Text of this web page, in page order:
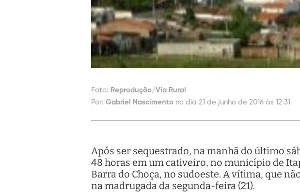
Foto: Reprodução/Via Rural
Por: Gabriel Nascimento no dia 21 de junho de 2016 às 12:31
Após ser sequestrado, na manhã do último
48 horas em um cativeiro, no município de
Barra do Choça, no sudoeste. A vítima, que
na madrugada da segunda-feira (21).